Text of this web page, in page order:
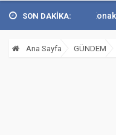
SON DAKİKA:
İsmail Sivri Konak’ta anıldı
Ana Sayfa GÜNDEM